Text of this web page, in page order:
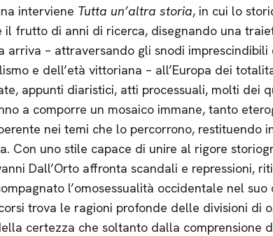
interviene Tutta un’altra storia, in cui lo
il frutto di anni di ricerca, disegnando una
arriva – attraversando gli snodi imprescindibili
e dell’età vittoriana – all’Europa dei
appunti diaristici, atti processuali, molti dei
a comporre un mosaico immane, tanto
nei temi che lo percorrono, restituendo
Con uno stile capace di unire al rigore
Dall’Orto affronta scandali e repressioni,
l’omosessualità occidentale nel suo
trova le ragioni profonde delle divisioni di
certezza che soltanto dalla comprensione